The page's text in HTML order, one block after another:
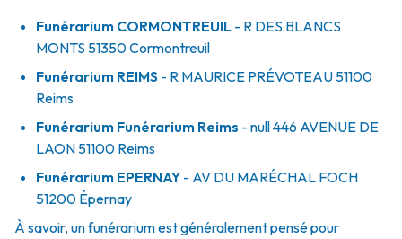
Funérarium CORMONTREUIL - R DES BLANCS
MONTS 51350Cormontreuil
Funérarium REIMS - R MAURICE PRÉVOTEAU 51100
Reims
Funérarium Funérarium Reims - null446 AVENUE DE
LAON 51100 Reims
Funérarium EPERNAY - AV DU MARÉCHAL FOCH
51200 Épernay
À savoir, un funérarium est généralement pensé pour